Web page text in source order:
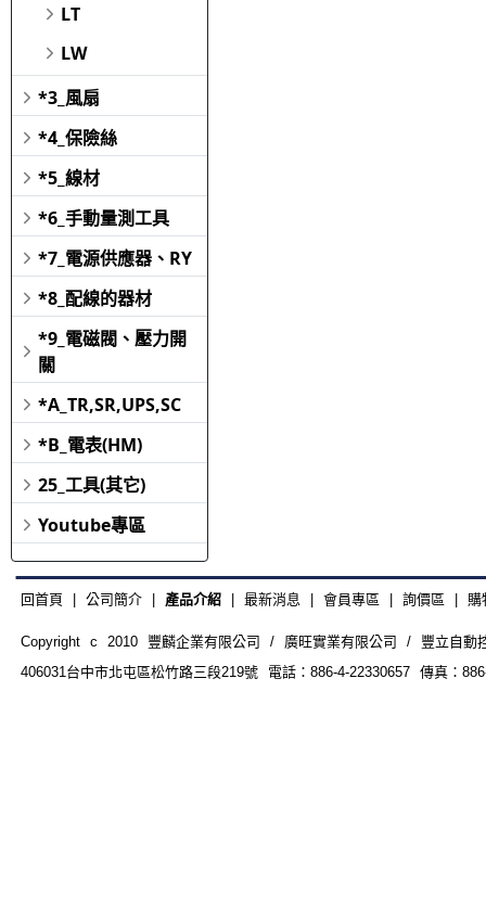
LT
LW
*3_風扇
*4_保險絲
*5_線材
*6_手動量測工具
*7_電源供應器、RY
*8_配線的器材
*9_電磁閥、壓力開
關
*A_TR,SR,UPS,SC
*B_電表(HM)
25_工具(其它)
Youtube專區
回首頁 公司簡介| 產品介紹| 最新消息 會員專區 詢價區 購
Copyright c 2010 豐麟企業有限公司 / 廣旺實業有限公司 / 豐立自動
406031台中市北屯區松竹路三段219號 電話：886-4-22330657 傳真：